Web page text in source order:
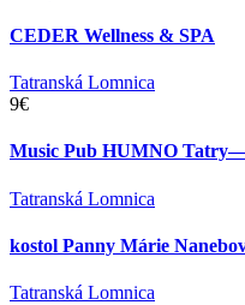
CEDER Wellness & SPA
Tatranská Lomnica
9€
Music Pub HUMNO
Tatranská Lomnica
kostol Panny Márie
Tatranská Lomnica